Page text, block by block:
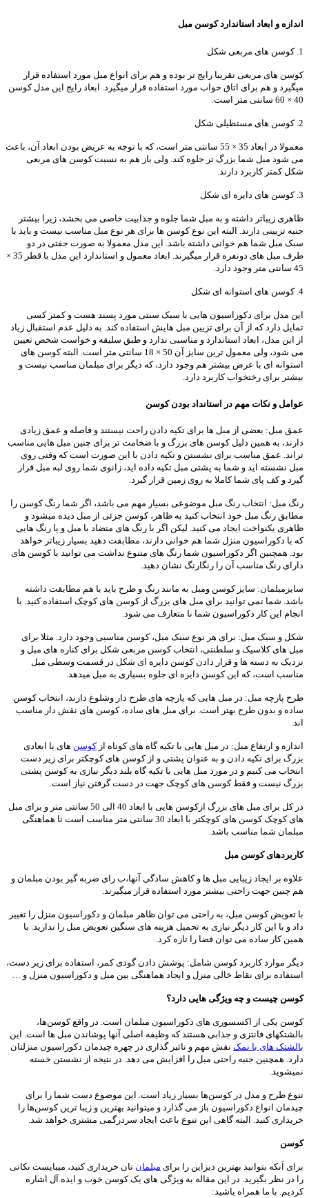
اندازه و ابعاد استاندارد کوسن مبل
1. کوسن های مربعی شکل
کوسن های مربعی تقریبا رایج تر بوده و هم برای انواع مبل مورد استفاده قرار
میگیرد و هم برای اتاق خواب مورد استفاده قرار میگیرد. ابعاد رایج این مدل کوسن
40 × 60 سانتی متر است.
2. کوسن های مستطیلی شکل
معمولا در ابعاد 35 × 55 سانتی متر است، که با توجه به عریض بودن ابعاد آن، باعث
می شود مبل شما بزرگ تر جلوه کند. ولی باز هم به نسبت کوسن های مربعی
شکل کمتر کاربرد دارند.
3. کوسن های دایره ای شکل
ظاهری زیباتر داشته و به مبل شما جلوه و جذابیت خاصی می بخشد، زیرا بیشتر
جنبه تزیینی دارند. البته این نوع کوسن ها برای هر نوع مبل مناسب نیست و باید با
سبک مبل شما هم خوانی داشته باشد. این مدل معمولا به صورت جفتی در دو
طرف مبل های دونفره قرار میگیرند. ابعاد معمول و استاندارد این مدل با قطر 35 ×
45 سانتی متر وجود دارد.
4. کوسن های استوانه ای شکل
این مدل برای دکوراسیون هایی با سبک سنتی مورد پسند هست و کمتر کسی
تمایل دارد که از آن برای تزیین مبل هایش استفاده کند. به دلیل عدم استقبال زیاد
از این مدل، ابعاد استاندارد و مناسبی ندارد و طبق سلیقه و خواست شخص تعیین
می شود، ولی معمول ترین سایز آن 50 × 18 سانتی متر است. البته کوسن های
استوانه ای با عرض بیشتر هم وجود دارد، که دیگر برای مبلمان مناسب نیست و
بیشتر برای رختخواب کاربرد دارد.
عوامل و نکات مهم در استانداد بودن کوسن
عمق مبل: بعضی از مبل ها برای تکیه دادن راحت نیستند و فاصله و عمق زیادی
دارند، به همین دلیل کوسن های بزرگ و با ضخامت تر برای چنین مبل هایی مناسب
تراند. عمق مناسب برای نشستن و تکیه دادن با این صورت است که وقتی روی
مبل نشسته اید و شما به پشتی مبل تکیه داده اید، زانوی شما روی لبه مبل قرار
گیرد و کف پای شما کاملا به روی زمین قرار گیرد.
رنگ مبل: انتخاب رنگ مبل موضوعی بسیار مهم می باشد، اگر شما رنگ کوسن را
مطابق رنگ مبل خود انتخاب کنید به ظاهر، کوسن جزئی از مبل دیده میشود و
ظاهری یکنواخت ایجاد می کنید. لیکن اگر با رنگ های متضاد با مبل و یا رنگ هایی
که با دکوراسیون منزل شما هم خوانی دارند، مطابقت دهید بسیار زیباتر خواهد
بود. همچنین اگر دکوراسیون شما رنگ های متنوع نداشت می توانید با کوسن های
دارای رنگ مناسب آن را رنگارنگ نشان دهید.
سایزمبلمان: سایز کوسن ومبل به مانند رنگ و طرح باید با هم مطابقت داشته
باشد. شما نمی توانید برای مبل های بزرگ از کوسن های کوچک استفاده کنید. با
انجام این کار دکوراسیون شما نا متعارف می شود.
شکل و سبک مبل: برای هر نوع سبک مبل، کوسن مناسبی وجود دارد. مثلا برای
مبل های کلاسیک و سلطنتی، انتخاب کوسن مربعی شکل برای کناره های مبل و
نزدیک به دسته ها و قرار دادن کوسن دایره ای شکل در قسمت وسطی مبل
مناسب است، که این کوسن دایره ای جلوه بسیاری به مبل میدهد.
طرح پارچه مبل: در مبل هایی که پارچه های طرح دار وشلوغ دارند، انتخاب کوسن
ساده و بدون طرح بهتر است. برای مبل های ساده، کوسن های نقش دار مناسب
اند.
اندازه و ارتفاع مبل: در مبل هایی با تکیه گاه های کوتاه ازکوسن های با ابعادی
بزرگ برای تکیه دادن و به عنوان پشتی و از کوسن های کوچکتر برای زیر دست
انتخاب می کنیم و در مورد مبل هایی با تکیه گاه بلند دیگر نیازی به کوسن پشتی
بزرگ نیست و فقط کوسن های کوچک جهت در دست گرفتن نیاز است.
در کل برای مبل های بزرگ ازکوسن هایی با ابعاد 40 الی 50 سانتی متر و برای مبل
های کوچک کوسن های کوچکتر با ابعاد 30 سانتی متر مناسب است تا هماهنگی
مبلمان شما مناسب باشد.
کاربردهای کوسن مبل
علاوه بر ایجاد زیبایی مبل ها و کاهش سادگی آنها،ب رای ضربه گیر بودن مبلمان و
هم چنین جهت راحتی بیشتر مورد استفاده قرار میگیرند.
با تعویض کوسن مبل، به راحتی می توان ظاهر مبلمان و دکوراسیون منزل را تغییر
داد و با این کار دیگر نیازی به تحمیل هزینه های سنگین تعویض مبل را ندارید. با
همین کار ساده می توان فضا را تازه کرد.
دیگر موارد کاربرد کوسن شامل: پوشش دادن گودی کمر، استفاده برای زیر دست،
استفاده برای نقاط خالی منزل و ایجاد هماهنگی بین مبل و دکوراسیون منزل و …
کوسن چیست و چه ویژگی هایی دارد؟
کوسن یکی از اکسسوری های دکوراسیون مبلمان است. در واقع کوسن‌ها،
بالشتکهای فانتزی و جذابی هستند که وظیفه اصلی آنها پوشاندن مبل ها است. این
بالشتک های با نمک نقش مهم و تاثیر گذاری در چهره چیدمان دکوراسیون منزلتان
دارد. همچنین جنبه راحتی مبل را افزایش می دهد. در نتیجه از نشستن خسته
نمیشوید.
تنوع طرح و مدل در کوسن‌ها بسیار زیاد است. این موضوع دست شما را برای
چیدمان انواع دکوراسیون باز می گذارد و میتوانید بهترین و زیبا ترین کوسن‌ها را
خریداری کنید. البته گاهی این تنوع باعث ایجاد سردرگمی مشتری خواهد شد.
کوسن
برای آنکه بتوانید بهترین دیزاین را برای مبلمان تان خریداری کنید، میبایست نکاتی
را در نظر بگیرید. در این مقاله به ویژگی های یک کوسن خوب و ایده آل اشاره
کردیم. با ما همراه باشید: